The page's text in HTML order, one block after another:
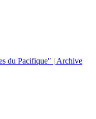
du Pacifique" | Archive